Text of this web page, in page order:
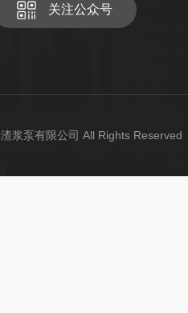
关注公众号
浆泵有限公司 All Rights